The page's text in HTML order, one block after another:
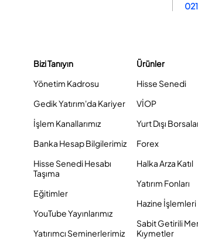
Bizi Tanıyın
Yönetim Kadrosu
Gedik Yatırım'da Kariyer
İşlem Kanallarımız
Banka Hesap Bilgilerimiz
Hisse Senedi Hesabı
Taşıma
Eğitimler
YouTube Yayınlarımız
Yatırımcı Seminerlerimiz
Ürünler
Hisse Senedi
VİOP
Yurt Dışı
Forex
Halka Arza Katıl
Yatırım Fonları
Hazine İşlemleri
Sabit Getirili
Kıymetler